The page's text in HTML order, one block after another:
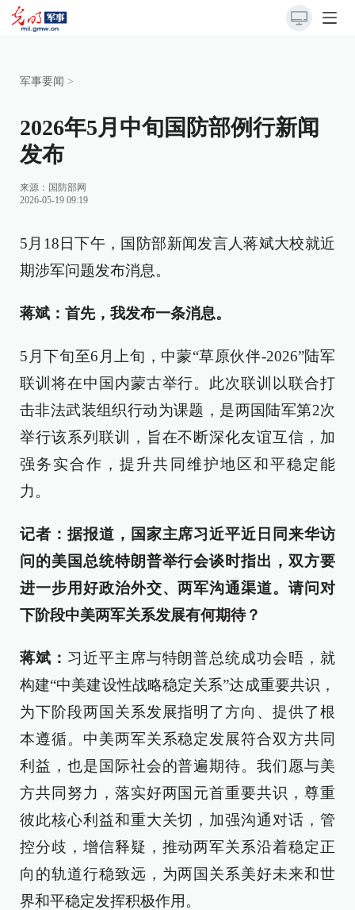
军事要闻 >
2026年5月中旬国防部例行新闻
发布
来源： 国防部网
2026-05-19 09:19
5月18日下午，国防部新闻发言人蒋斌大校就近
期涉军问题发布消息。
蒋斌：首先，我发布一条消息。
5月下旬至6月上旬，中蒙“草原伙伴-2026”陆军
联训将在中国内蒙古举行。此次联训以联合打
击非法武装组织行动为课题，是两国陆军第2次
举行该系列联训，旨在不断深化友谊互信，加
强务实合作，提升共同维护地区和平稳定能
力。
记者：据报道，国家主席习近平近日同来华访
问的美国总统特朗普举行会谈时指出，双方要
进一步用好政治外交、两军沟通渠道。请问对
下阶段中美两军关系发展有何期待？
蒋斌： 习近平主席与特朗普总统成功会晤，就
构建“中美建设性战略稳定关系”达成重要共识，
为下阶段两国关系发展指明了方向、提供了根
本遵循。中美两军关系稳定发展符合双方共同
利益，也是国际社会的普遍期待。我们愿与美
方共同努力，落实好两国元首重要共识，尊重
彼此核心利益和重大关切，加强沟通对话，管
控分歧，增信释疑，推动两军关系沿着稳定正
向的轨道行稳致远，为两国关系美好未来和世
界和平稳定发挥积极作用。